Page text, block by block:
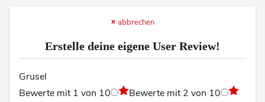
abbrechen
Erstelle deine eigene User Review!
Grusel
Bewerte mit 1 von 10
Bewerte mit 2 von 10